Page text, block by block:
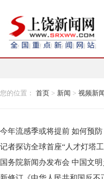
您的位置： 首页 > 新闻 > 视频新闻
今年流感季或将提前 如何预
记者探访全球首座“人才灯塔
国务院新闻办发布会 中国文